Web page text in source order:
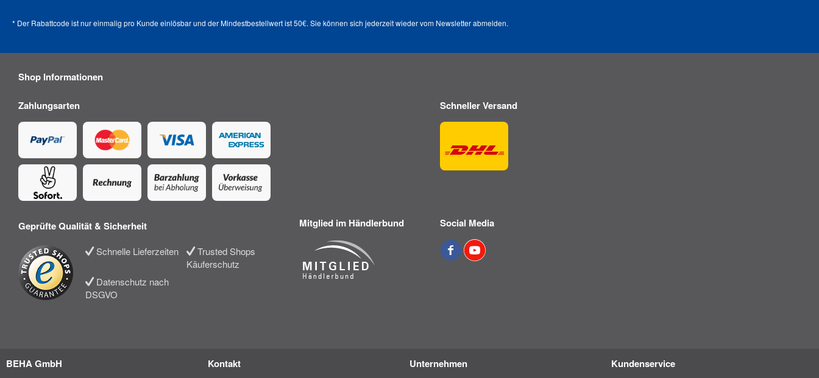
* Der Rabattcode ist nur einmalig pro Kunde einlösbar und der Mindestbestellwert ist 50€. Sie können sich jederzeit wieder vom Newsletter abmelden.
Shop Informationen
Zahlungsarten Schneller Versand
Geprüfte Qualität & Sicherheit
Schnelle Lieferzeiten
Trusted Shops
Käuferschutz
Datenschutz nach
DSGVO
Mitglied im Händlerbund Social Media
BEHA GmbH Kontakt Unternehmen Kundenservice